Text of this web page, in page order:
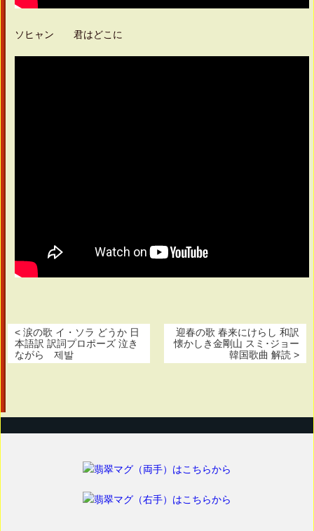
ソヒャン 君はどこに
< 涙の歌 イ・ソラ どうか 日
本語訳 訳詞プロポーズ 泣き
ながら 제발
迎春の歌 春来にけらし 和訳
懐かしき金剛山 スミ･ジョー
韓国歌曲 解読 >